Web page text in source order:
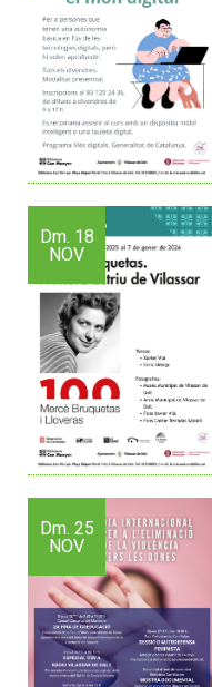
Dm. 18
NOV
Dm. 25
NOV